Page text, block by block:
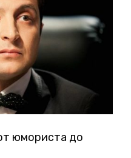
юмориста до